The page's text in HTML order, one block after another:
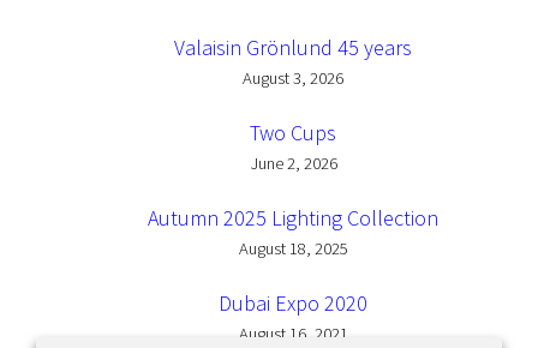
Valaisin Grönlund 45 years
August 3, 2026
Two Cups
June 2, 2026
Autumn 2025 Lighting Collection
August 18, 2025
Dubai Expo 2020
August 16, 2021